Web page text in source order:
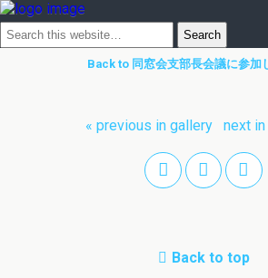
Back to 同窓会支部長会議に参加
« previous in gallery next
Back to top